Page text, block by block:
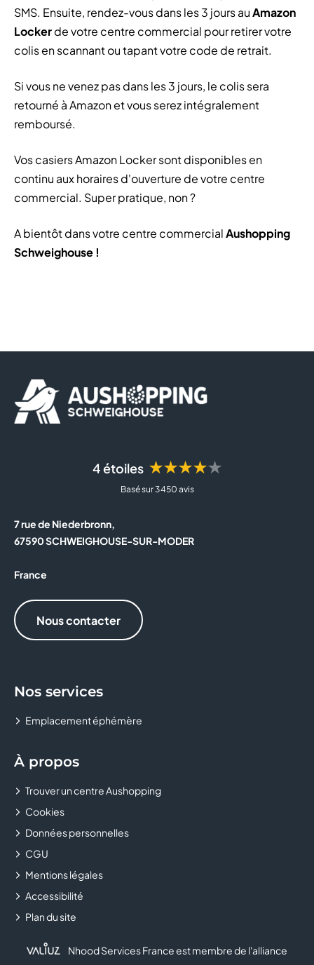
SMS. Ensuite, rendez-vous dans les 3 jours auAmazon
Lockerde votre centre commercial pour retirer votre
colis en scannant ou tapant votre code de retrait.
Si vous ne venez pas dans les 3 jours, le colis sera
retourné à Amazon et vous serez intégralement
remboursé.
Vos casiers Amazon Locker sont disponibles en
continu aux horaires d'ouverture de votre centre
commercial. Super pratique, non ?
A bientôt dans votre centre commercialAushopping
Schweighouse !
4 étoiles ★★★★★
Basé sur 3 450 avis
7 rue de Niederbronn,
67590 SCHWEIGHOUSE-SUR-MODER
France
Nous contacter
Nos services
Emplacement éphémère
À propos
Trouver un centre Aushopping
Cookies
Données personnelles
CGU
Mentions légales
Accessibilité
Plan du site
Nhood Services France est membre de l'alliance